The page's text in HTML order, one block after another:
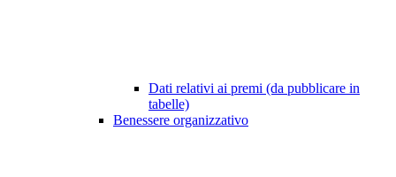
Dati relativi ai premi (da pubblicare in
tabelle)
Benessere organizzativo